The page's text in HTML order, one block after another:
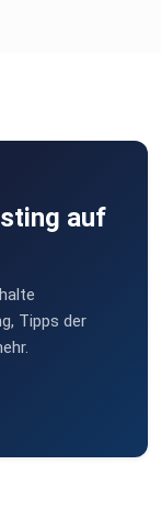
auf
Tipps der